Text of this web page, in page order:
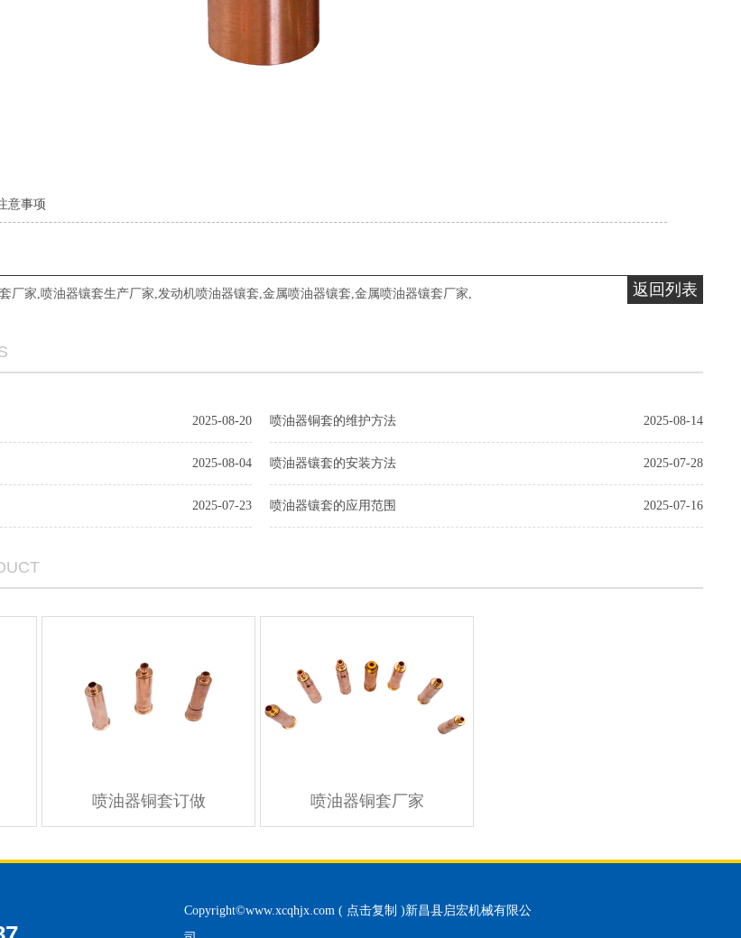
意事项
返回列表
厂家,喷油器镶套生产厂家,发动机喷油器镶套,金属喷油器镶套,金属喷油器镶套厂家,
2025-08-20 2025-08-14
喷油器铜套的维护方法
2025-08-04 2025-07-28
喷油器镶套的安装方法
2025-07-23 2025-07-16
喷油器镶套的应用范围
喷油器铜套订做 喷油器铜套厂家
Copyright©www.xcqhjx.com ( 点击复制 )新昌县启宏机械有限公